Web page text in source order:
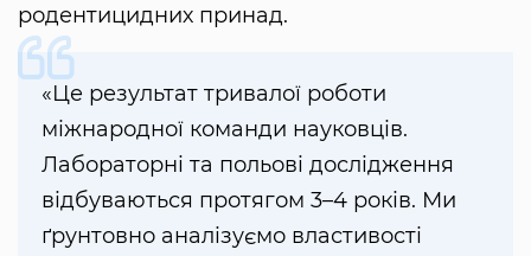
родентицидних принад.
«Це результат тривалої роботи
міжнародної команди науковців.
Лабораторні та польові дослідження
відбуваються протягом 3–4 років. Ми
ґрунтовно аналізуємо властивості